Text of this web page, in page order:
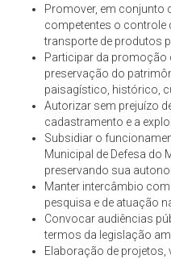
Promover, em conjunto
competentes o controle
transporte de produtos
Participar da promoção
preservação do
paisagístico, histórico,
Autorizar sem prejuízo
cadastramento e a
Subsidiar o
Municipal de Defesa do
preservando sua
Manter intercâmbio
pesquisa e de atuação
Convocar audiências
termos da legislação
Elaboração de